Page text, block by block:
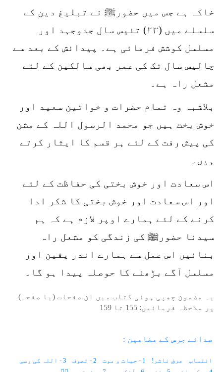
خاکہ ہے جس میں حضورﷺ نے تبلیغ دین کے
سلسلے میں (۲۳) تئیس سال جدوجہد اور
مسلسل کوشش فرمائی ہے۔ پیدائش کے بعد سے
چالیس سال تک کی عمر بھی سالکین کے لئے
مشعل راہ ہے۔
بلاشبہ وہ تمام حضرات و خواتین سعید اور
خوش بخت ہیں جو محمد الرسول اللہ کے مشن
کی پیش رفت کے لئے ہر قسم کا ایثار کرتے
ہیں۔
اس سعادت اور خوش بختی کی حفاظت کے لئے
اور اس سعادت اور خوش بختی کا شکر ادا
کرنے کے لئے ہمارے اوپر لازم ہے کہ ہم
سیدنا حضورﷺ کی زندگی کو مشعل راہ
بنائیں اس عمل سے ہمارے اندر یقین اور
مسلسل آگے بڑھنے کا حوصلہ پیدا ہو گا۔
یہ مضمون چھپی ہوئی کتاب میں ان صفحات (یا صفحہ)
پر ملاحظہ فرمائیں: 155 تا 159
صدائے جرس کے مضامین :
انتساب عرضِ ناشر! 1 - حیات و موت 2 - تصوف
3 - اللہ کی رسی